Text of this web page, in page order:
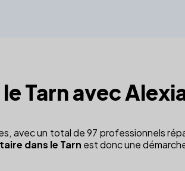
Tarn avec
avec un total de 97 professionnels
dans le Tarn est donc une